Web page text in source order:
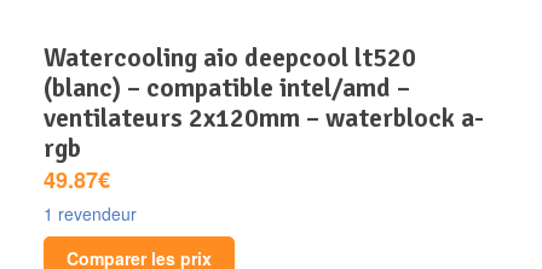
watercooling aio deepcool lt520
(blanc) – compatible intel/amd –
ventilateurs 2x120mm – waterblock a-
rgb
49.87€
1 revendeur
Comparer les prix